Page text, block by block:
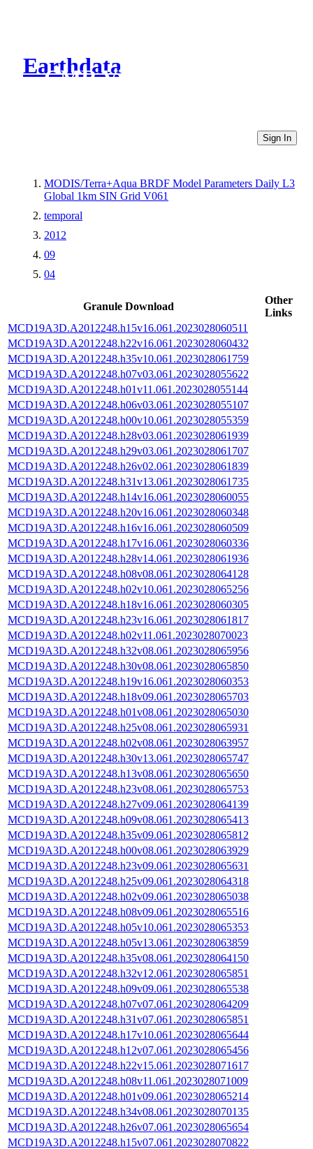
Earthdata
CMR Virtual Directories
Sign In
MODIS/Terra+Aqua BRDF Model Parameters Daily L3
Global 1km SIN Grid V061
temporal
2012
09
04
Granule Download
Other
Links
MCD19A3D.A2012248.h15v16.061.2023028060511
MCD19A3D.A2012248.h22v16.061.2023028060432
MCD19A3D.A2012248.h35v10.061.2023028061759
MCD19A3D.A2012248.h07v03.061.2023028055622
MCD19A3D.A2012248.h01v11.061.2023028055144
MCD19A3D.A2012248.h06v03.061.2023028055107
MCD19A3D.A2012248.h00v10.061.2023028055359
MCD19A3D.A2012248.h28v03.061.2023028061939
MCD19A3D.A2012248.h29v03.061.2023028061707
MCD19A3D.A2012248.h26v02.061.2023028061839
MCD19A3D.A2012248.h31v13.061.2023028061735
MCD19A3D.A2012248.h14v16.061.2023028060055
MCD19A3D.A2012248.h20v16.061.2023028060348
MCD19A3D.A2012248.h16v16.061.2023028060509
MCD19A3D.A2012248.h17v16.061.2023028060336
MCD19A3D.A2012248.h28v14.061.2023028061936
MCD19A3D.A2012248.h08v08.061.2023028064128
MCD19A3D.A2012248.h02v10.061.2023028065256
MCD19A3D.A2012248.h18v16.061.2023028060305
MCD19A3D.A2012248.h23v16.061.2023028061817
MCD19A3D.A2012248.h02v11.061.2023028070023
MCD19A3D.A2012248.h32v08.061.2023028065956
MCD19A3D.A2012248.h30v08.061.2023028065850
MCD19A3D.A2012248.h19v16.061.2023028060353
MCD19A3D.A2012248.h18v09.061.2023028065703
MCD19A3D.A2012248.h01v08.061.2023028065030
MCD19A3D.A2012248.h25v08.061.2023028065931
MCD19A3D.A2012248.h02v08.061.2023028063957
MCD19A3D.A2012248.h30v13.061.2023028065747
MCD19A3D.A2012248.h13v08.061.2023028065650
MCD19A3D.A2012248.h23v08.061.2023028065753
MCD19A3D.A2012248.h27v09.061.2023028064139
MCD19A3D.A2012248.h09v08.061.2023028065413
MCD19A3D.A2012248.h35v09.061.2023028065812
MCD19A3D.A2012248.h00v08.061.2023028063929
MCD19A3D.A2012248.h23v09.061.2023028065631
MCD19A3D.A2012248.h25v09.061.2023028064318
MCD19A3D.A2012248.h02v09.061.2023028065038
MCD19A3D.A2012248.h08v09.061.2023028065516
MCD19A3D.A2012248.h05v10.061.2023028065353
MCD19A3D.A2012248.h05v13.061.2023028063859
MCD19A3D.A2012248.h35v08.061.2023028064150
MCD19A3D.A2012248.h32v12.061.2023028065851
MCD19A3D.A2012248.h09v09.061.2023028065538
MCD19A3D.A2012248.h07v07.061.2023028064209
MCD19A3D.A2012248.h31v07.061.2023028065851
MCD19A3D.A2012248.h17v10.061.2023028065644
MCD19A3D.A2012248.h12v07.061.2023028065456
MCD19A3D.A2012248.h22v15.061.2023028071617
MCD19A3D.A2012248.h08v11.061.2023028071009
MCD19A3D.A2012248.h01v09.061.2023028065214
MCD19A3D.A2012248.h34v08.061.2023028070135
MCD19A3D.A2012248.h26v07.061.2023028065654
MCD19A3D.A2012248.h15v07.061.2023028070822